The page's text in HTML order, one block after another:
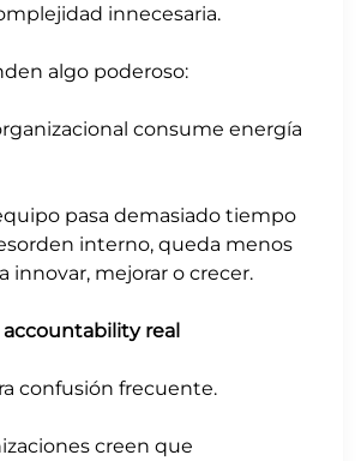
innecesaria.
algo poderoso:
consume energía
pasa demasiado tiempo
interno, queda menos
innovar, mejorar o crecer.
real
confusión frecuente.
creen que